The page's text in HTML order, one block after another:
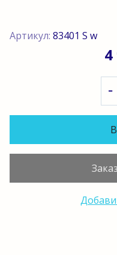
Артикул: 83401 S w
4